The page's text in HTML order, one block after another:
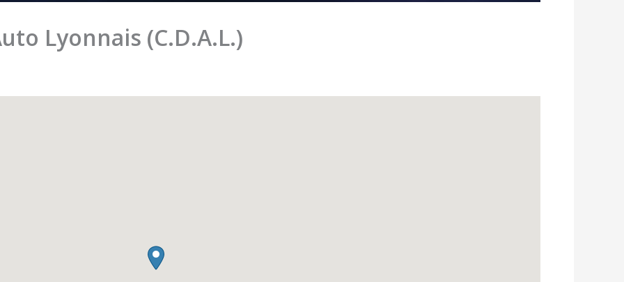
Lyonnais (C.D.A.L.)